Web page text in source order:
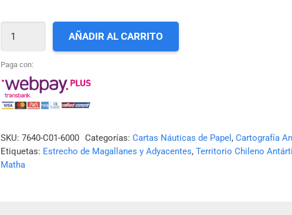
N°
16000
-
ANTÁRTICO
CHILENO
-
AÑADIR AL CARRITO
Paga con:
SKU:7640-C01-6000 Categorías: Cartas Náuticas de Papel , Cartografía
Etiquetas: Estrecho de Magallanes y Adyacentes,Territorio Chileno
Matha